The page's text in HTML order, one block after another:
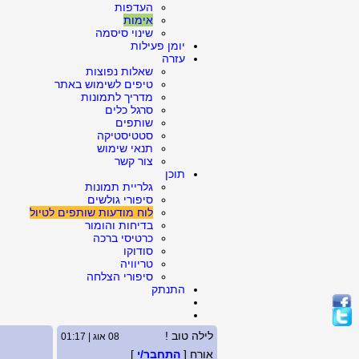
העדפות
אימות
שינוי סיסמה
יומן פעילות
עזרה
שאלות נפוצות
טיפים לשימוש באתר
מדריך לתמונות
סרגל כלים
שותפים
סטטיסטיקה
תנאי שימוש
צור קשר
תוכן
גלריית תמונות
סיפורי גולשים
לוח מודעות שותפים לטיול
בדיחות והומור
כרטיסי ברכה
סודוקו
טריוויה
סיפורי הצלחה
התנתק
לילה טוב ! 08 אוג | 01:17
אורח [ התחבר/י ]